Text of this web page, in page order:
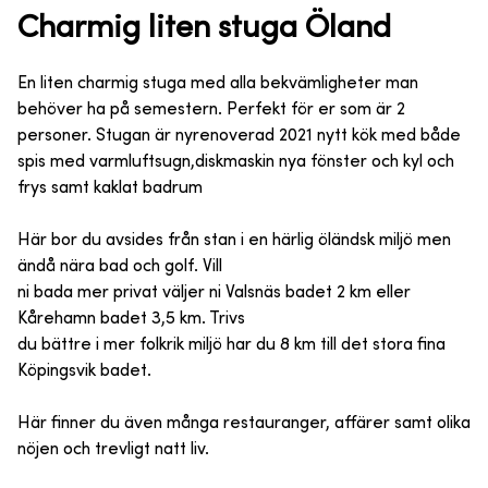
Charmig liten stuga Öland
En liten charmig stuga med alla bekvämligheter man
behöver ha på semestern. Perfekt för er som är 2
personer. Stugan är nyrenoverad 2021 nytt kök med både
spis med varmluftsugn,diskmaskin nya fönster och kyl och
frys samt kaklat badrum
Här bor du avsides från stan i en härlig öländsk miljö men
ändå nära bad och golf. Vill
ni bada mer privat väljer ni Valsnäs badet 2 km eller
Kårehamn badet 3,5 km. Trivs
du bättre i mer folkrik miljö har du 8 km till det stora fina
Köpingsvik badet.
Här finner du även många restauranger, affärer samt olika
nöjen och trevligt natt liv.